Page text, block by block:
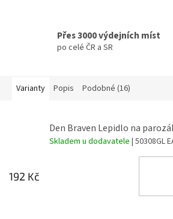
Přes 3000 výdejních míst
po celé ČR a SR
Varianty Popis Podobné (16)
Den Braven Lepidlo na
Skladem u dodavatele | 50308GL
192 Kč